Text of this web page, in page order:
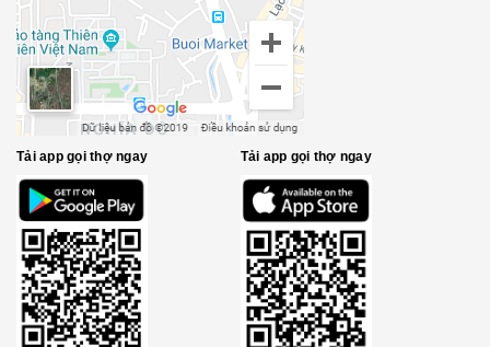
Tải app gọi thợ ngay Tải app gọi thợ ngay